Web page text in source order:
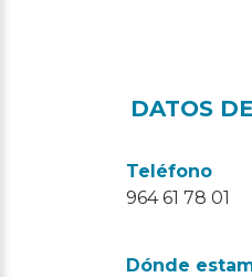
DATOS
Teléfono
964 61 78 01
Dónde